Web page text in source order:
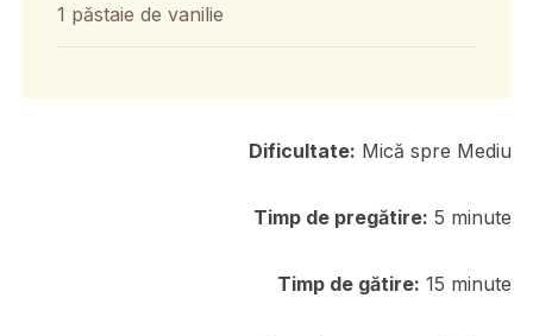
1 păstaie de vanilie
Dificultate: Mică spre Mediu
Timp de pregătire: 5 minute
Timp de gătire: 15 minute